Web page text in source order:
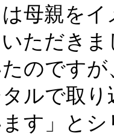
母親を
ただき
のです
ルで取
す」と